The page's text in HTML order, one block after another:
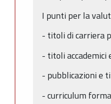
I punti per la
- titoli di carriera
- titoli accademici
- pubblicazioni e
- curriculum